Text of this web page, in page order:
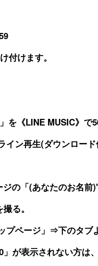
付けます。
《LINE MUSIC》で
イン再生(ダウンロー
の「(あなたのお名
る。
ページ」⇒下のタブ
が表示されない方は